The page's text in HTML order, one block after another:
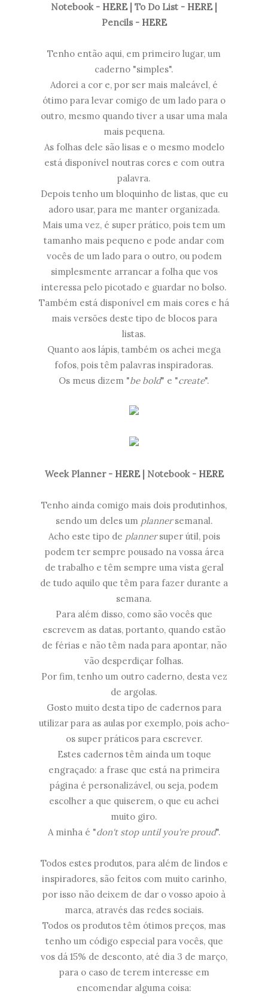
Notebook - HERE| To Do List - HERE|
Pencils - HERE
Tenho então aqui, em primeiro lugar, um
caderno "simples".
Adorei a cor e, por ser mais maleável, é
ótimo para levar comigo de um lado para o
outro, mesmo quando tiver a usar uma mala
mais pequena.
As folhas dele são lisas e o mesmo modelo
está disponível noutras cores e com outra
palavra.
Depois tenho um bloquinho de listas, que eu
adoro usar, para me manter organizada.
Mais uma vez, é super prático, pois tem um
tamanho mais pequeno e pode andar com
vocês de um lado para o outro, ou podem
simplesmente arrancar a folha que vos
interessa pelo picotado e guardar no bolso.
Também está disponível em mais cores e há
mais versões deste tipo de blocos para
listas.
Quanto aos lápis, também os achei mega
fofos, pois têm palavras inspiradoras.
Os meus dizem "be bold" e "create".
Week Planner - HERE| Notebook - HERE
Tenho ainda comigo mais dois produtinhos,
sendo um deles um plannersemanal.
Acho este tipo de plannersuper útil, pois
podem ter sempre pousado na vossa área
de trabalho e têm sempre uma vista geral
de tudo aquilo que têm para fazer durante a
semana.
Para além disso, como são vocês que
escrevem as datas, portanto, quando estão
de férias e não têm nada para apontar, não
vão desperdiçar folhas.
Por fim, tenho um outro caderno, desta vez
de argolas.
Gosto muito desta tipo de cadernos para
utilizar para as aulas por exemplo, pois acho-
os super práticos para escrever.
Estes cadernos têm ainda um toque
engraçado: a frase que está na primeira
página é personalizável, ou seja, podem
escolher a que quiserem, o que eu achei
muito giro.
A minha é "don't stop until you're proud".
Todos estes produtos, para além de lindos e
inspiradores, são feitos com muito carinho,
por isso não deixem de dar o vosso apoio à
marca, através das redes sociais.
Todos os produtos têm ótimos preços, mas
tenho um código especial para vocês, que
vos dá 15% de desconto, até dia 3 de março,
para o caso de terem interesse em
encomendar alguma coisa: